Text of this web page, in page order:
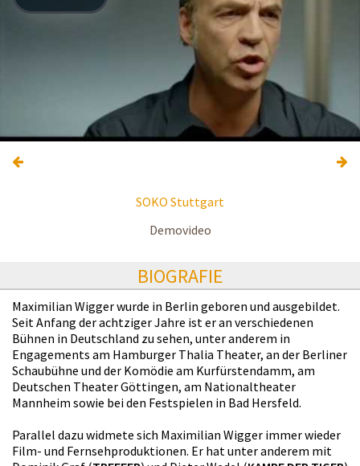
SOKO Stuttgart
Demovideo
BIOGRAFIE
Maximilian Wigger wurde in Berlin geboren und ausgebildet.
Seit Anfang der achtziger Jahre ist er an verschiedenen
Bühnen in Deutschland zu sehen, unter anderem in
Engagements am Hamburger Thalia Theater, an der Berliner
Schaubühne und der Komödie am Kurfürstendamm, am
Deutschen Theater Göttingen, am Nationaltheater
Mannheim sowie bei den Festspielen in Bad Hersfeld.
Parallel dazu widmete sich Maximilian Wigger immer wieder
Film- und Fernsehproduktionen. Er hat unter anderem mit